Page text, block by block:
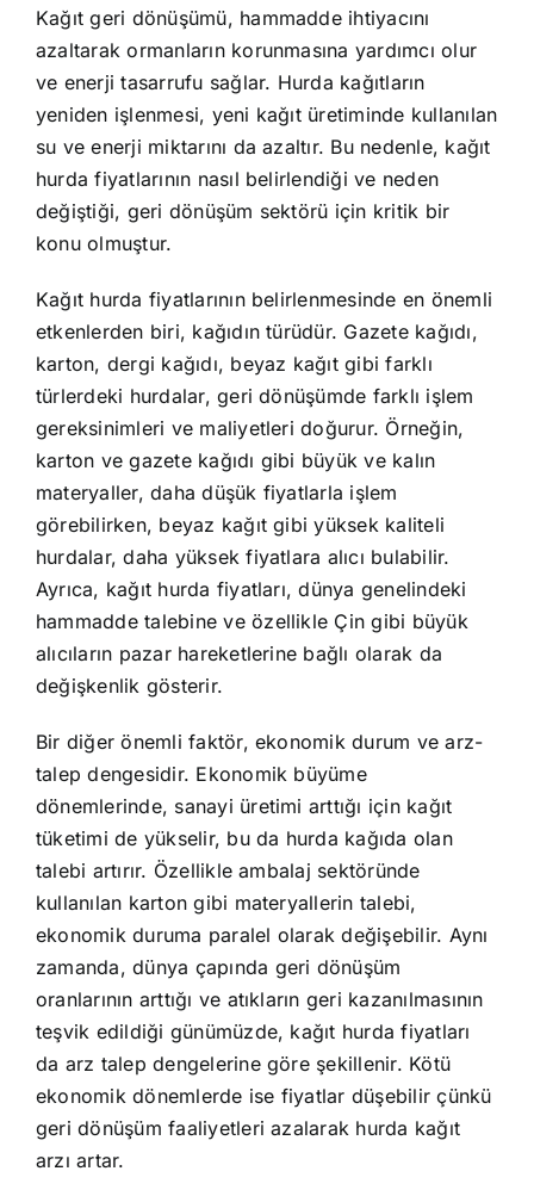
Kağıt geri dönüşümü, hammadde ihtiyacını
azaltarak ormanların korunmasına yardımcı olur
ve enerji tasarrufu sağlar. Hurda kağıtların
yeniden işlenmesi, yeni kağıt üretiminde kullanılan
su ve enerji miktarını da azaltır. Bu nedenle, kağıt
hurda fiyatlarının nasıl belirlendiği ve neden
değiştiği, geri dönüşüm sektörü için kritik bir
konu olmuştur.
Kağıt hurda fiyatlarının belirlenmesinde en önemli
etkenlerden biri, kağıdın türüdür. Gazete kağıdı,
karton, dergi kağıdı, beyaz kağıt gibi farklı
türlerdeki hurdalar, geri dönüşümde farklı işlem
gereksinimleri ve maliyetleri doğurur. Örneğin,
karton ve gazete kağıdı gibi büyük ve kalın
materyaller, daha düşük fiyatlarla işlem
görebilirken, beyaz kağıt gibi yüksek kaliteli
hurdalar, daha yüksek fiyatlara alıcı bulabilir.
Ayrıca, kağıt hurda fiyatları, dünya genelindeki
hammadde talebine ve özellikle Çin gibi büyük
alıcıların pazar hareketlerine bağlı olarak da
değişkenlik gösterir.
Bir diğer önemli faktör, ekonomik durum ve arz-
talep dengesidir. Ekonomik büyüme
dönemlerinde, sanayi üretimi arttığı için kağıt
tüketimi de yükselir, bu da hurda kağıda olan
talebi artırır. Özellikle ambalaj sektöründe
kullanılan karton gibi materyallerin talebi,
ekonomik duruma paralel olarak değişebilir. Aynı
zamanda, dünya çapında geri dönüşüm
oranlarının arttığı ve atıkların geri kazanılmasının
teşvik edildiği günümüzde, kağıt hurda fiyatları
da arz talep dengelerine göre şekillenir. Kötü
ekonomik dönemlerde ise fiyatlar düşebilir çünkü
geri dönüşüm faaliyetleri azalarak hurda kağıt
arzı artar.